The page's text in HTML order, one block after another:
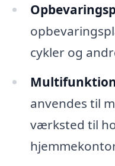
cykler og
anvendes til
værksted til